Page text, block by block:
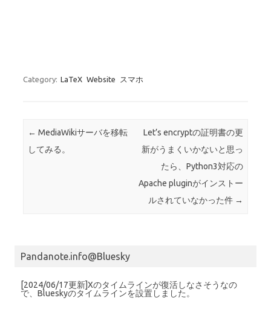
Category: LaTeX Website スマホ
Post navigation
← MediaWikiサーバを移転
してみる。
Let’s encryptの証明書の更
新がうまくいかないと思っ
たら、Python3対応の
Apache pluginがインストー
ルされていなかった件 →
Pandanote.info@Bluesky
[2024/06/17更新]Xのタイムラインが復活しなさそうなの
で、Blueskyのタイムラインを設置しました。